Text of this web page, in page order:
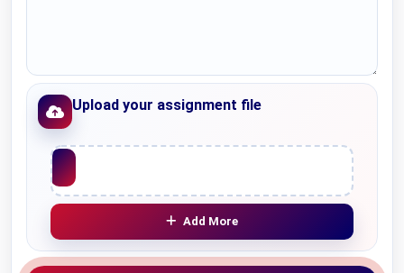
Upload your assignment file
Upload File
Add More